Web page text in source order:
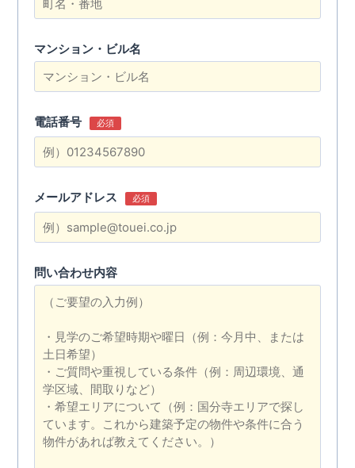
マンション・ビル名
電話番号 必須
メールアドレス 必須
問い合わせ内容